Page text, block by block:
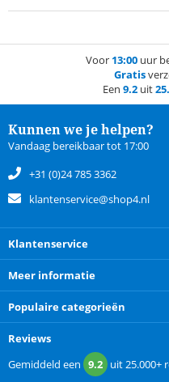
Voor 13:00uur
Gratis
Een 9.2 uit
Kunnen we je helpen?
Vandaag bereikbaar tot 17:00
+31 (0)24 785 3362
klantenservice@shop4.nl
Klantenservice
Meer informatie
Populaire categorieën
Reviews
Gemiddeld een 9.2 uit25.000+